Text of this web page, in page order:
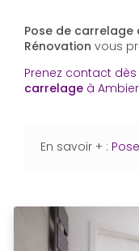
Pose de carrelage
Rénovation vous
Prenez contact
carrelage à
En savoir + :